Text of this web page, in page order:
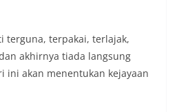
terguna, terpakai, terlajak,
akhirnya tiada langsung
ini akan menentukan kejayaan